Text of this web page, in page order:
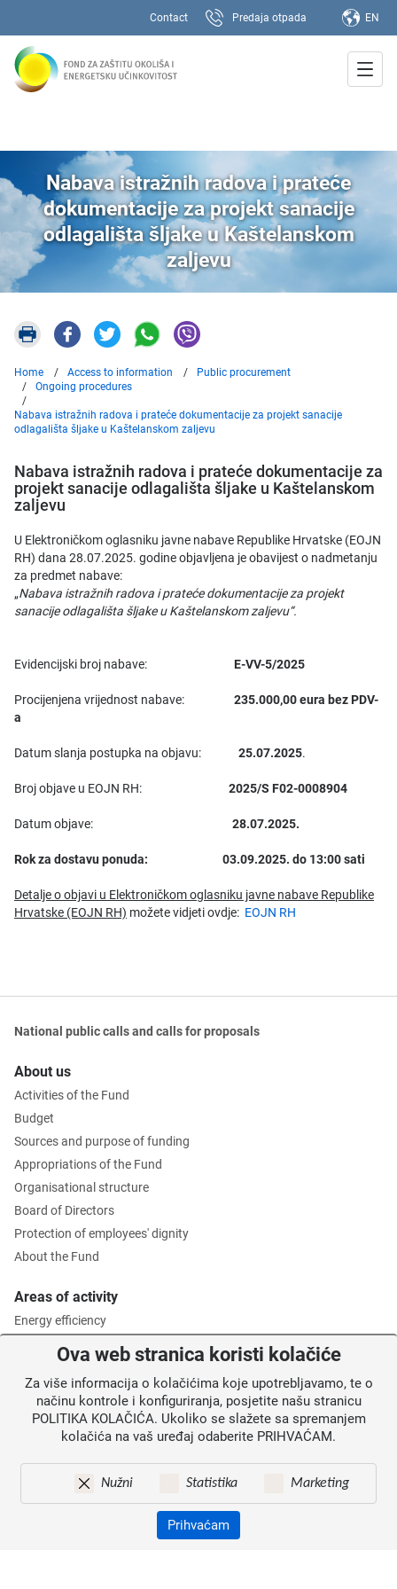
Contact Predaja otpada EN
Nabava istražnih radova i prateće
dokumentacije za projekt sanacije
odlagališta šljake u Kaštelanskom
zaljevu
Home Access to information
Public procurement
Ongoing procedures
Nabava istražnih radova i prateće dokumentacije za projekt sanacije
odlagališta šljake u Kaštelanskom zaljevu
Nabava istražnih radova i prateće dokumentacije za
projekt sanacije odlagališta šljake u Kaštelanskom
zaljevu
U Elektroničkom oglasniku javne nabave Republike Hrvatske (EOJN
RH) dana 28.07.2025. godine objavljena je obavijest o nadmetanju
za predmet nabave:
„Nabava istražnih radova i prateće dokumentacije za projekt
sanacije odlagališta šljake u Kaštelanskom zaljevu“.
Evidencijski broj nabave: E-VV-5/2025
Procijenjena vrijednost nabave: 235.000,00 eura bez PDV-
a
Datum slanja postupka na objavu: 25.07.2025.
Broj objave u EOJN RH: 2025/S F02-0008904
Datum objave: 28.07.2025.
Rok za dostavu ponuda: 03.09.2025. do 13:00 sati
Detalje o objavi u Elektroničkom oglasniku javne nabave Republike
Hrvatske (EOJN RH) možete vidjeti ovdje: EOJN RH
National public calls and calls for proposals
About us
Activities of the Fund
Budget
Sources and purpose of funding
Appropriations of the Fund
Organisational structure
Board of Directors
Protection of employees' dignity
About the Fund
Areas of activity
Energy efficiency
Environmental protection
Intermediate Body level 2
Information for users
Annoucements
Site map
Ova web stranica koristi kolačiće
Za više informacija o kolačićima koje upotrebljavamo, te o
načinu kontrole i konfiguriranja, posjetite našu stranicu
POLITIKA KOLAČIĆA. Ukoliko se slažete sa spremanjem
kolačića na vaš uređaj odaberite PRIHVAĆAM.
Nužni Statistika Marketing
Prihvaćam